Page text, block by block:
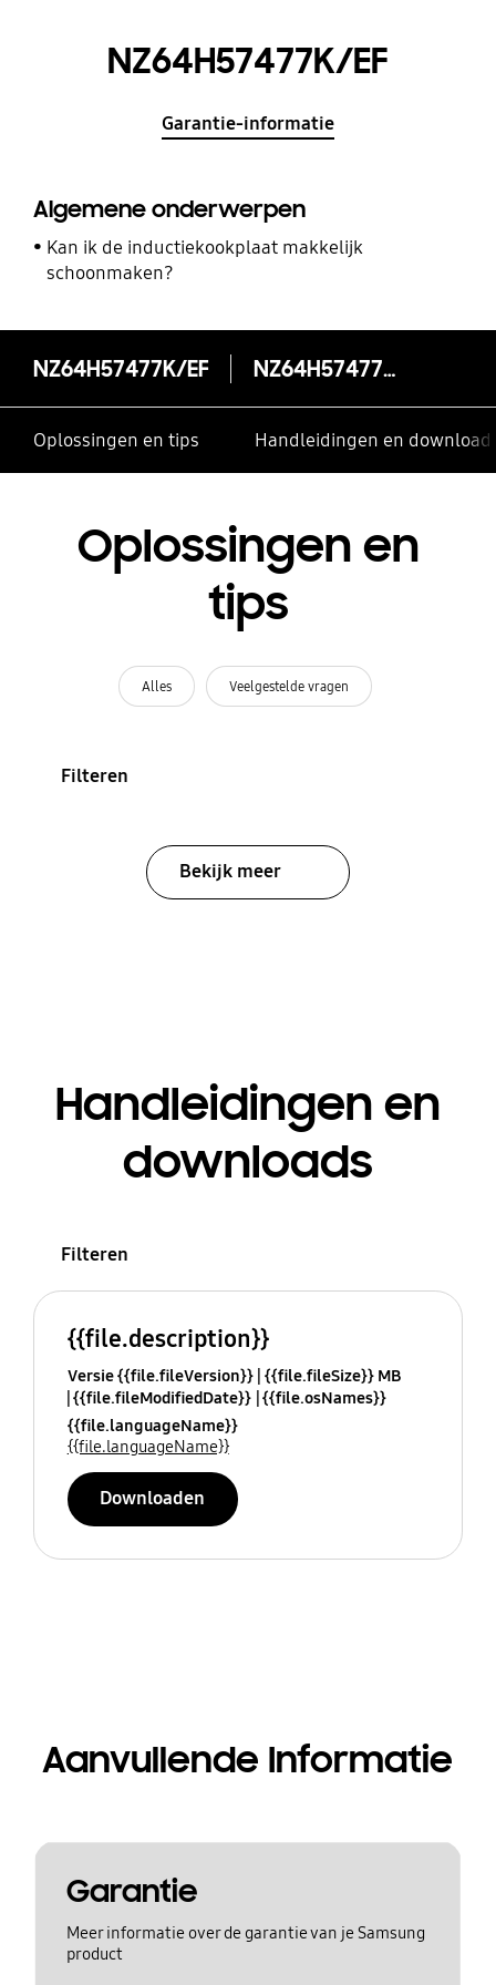
NZ64H57477K/EF
Garantie-informatie
Algemene onderwerpen
Kan ik de inductiekookplaat makkelijk
schoonmaken?
NZ64H57477K/EF NZ64H57477K/EF
Oplossingen en tips Handleidingen en
Oplossingen en
tips
Alles Veelgestelde vragen
Filteren
Bekijk meer
Handleidingen en
downloads
Filteren
{{file.description}}
Versie {{file.fileVersion}} {{file.fileSize}} MB
{{file.fileModifiedDate}} {{file.osNames}}
{{file.languageName}}
{{file.languageName}}
Downloaden
Aanvullende Informatie
Garantie
Meer informatie over de garantie van je Samsung
product